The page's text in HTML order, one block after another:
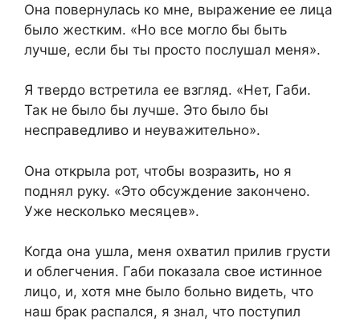
Она повернулась ко мне, выражение ее лица
было жестким. «Но все могло бы быть
лучше, если бы ты просто послушал меня».
Я твердо встретила ее взгляд. «Нет, Габи.
Так не было бы лучше. Это было бы
несправедливо и неуважительно».
Она открыла рот, чтобы возразить, но я
поднял руку. «Это обсуждение закончено.
Уже несколько месяцев».
Когда она ушла, меня охватил прилив грусти
и облегчения. Габи показала свое истинное
лицо, и, хотя мне было больно видеть, что
наш брак распался, я знал, что поступил